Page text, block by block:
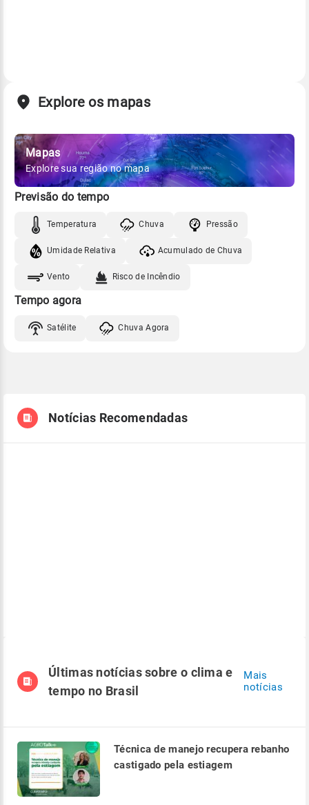
Explore os mapas
Mapas
Explore sua região no mapa
Previsão do tempo
Temperatura Chuva Pressão
Umidade Relativa Acumulado de Chuva
Vento Risco de Incêndio
Tempo agora
Satélite Chuva Agora
Notícias Recomendadas
Últimas notícias sobre o clima e
tempo no Brasil
Mais
notícias
Técnica de manejo recupera rebanho
castigado pela estiagem